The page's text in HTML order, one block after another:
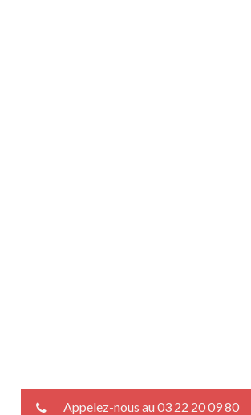
Appelez-nous au 03 22 20 09 80